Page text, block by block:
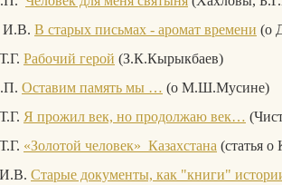
В старых письмах - аромат времени (о
Рабочий герой (З.К.Кырыкбаев)
Оставим память мы … (о М.Ш.Мусине)
Я прожил век, но продолжаю век…
«Золотой человек» Казахстана (статья
Старые документы, как "книги"